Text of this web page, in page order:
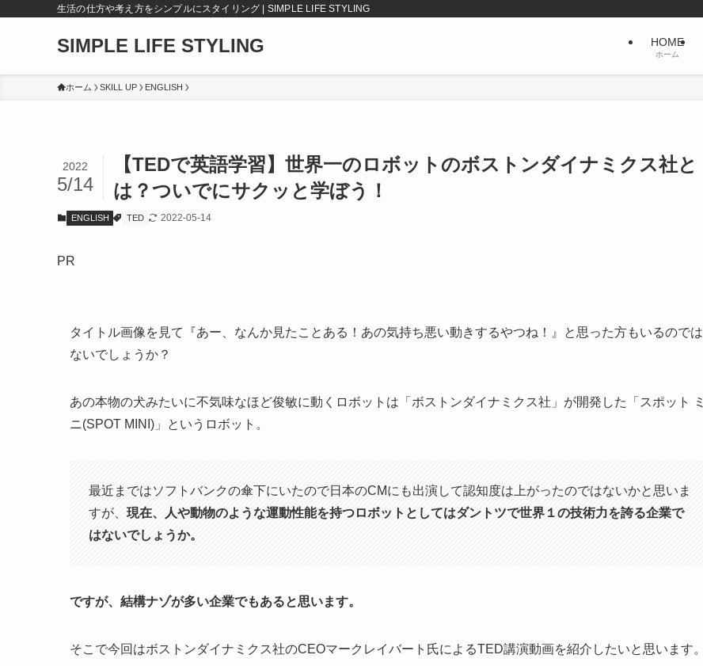
生活の仕方や考え方をシンプルにスタイリング | SIMPLE LIFE STYLING
SIMPLE LIFE STYLING HOME
ホーム
ホーム SKILL UP ENGLISH
【TEDで英語学習】世界一のロボットのボストンダイナミクス社と
は？ついでにサクッと学ぼう！
2022
5/14
ENGLISH TED 2022-05-14
PR
タイトル画像を見て『あー、なんか見たことある！あの気持ち悪い動きするやつね！』と思った方もいるのでは
ないでしょうか？
あの本物の犬みたいに不気味なほど俊敏に動くロボットは「ボストンダイナミクス社」が開発した「スポット ミ
ニ(SPOT MINI)」というロボット。
最近まではソフトバンクの傘下にいたので日本のCMにも出演して認知度は上がったのではないかと思いま
すが、 現在、人や動物のような運動性能を持つロボットとしてはダントツで世界１の技術力を誇る企業で
はないでしょうか。
ですが、結構ナゾが多い企業でもあると思います。
そこで今回はボストンダイナミクス社のCEOマークレイバート氏によるTED講演動画を紹介したいと思います。